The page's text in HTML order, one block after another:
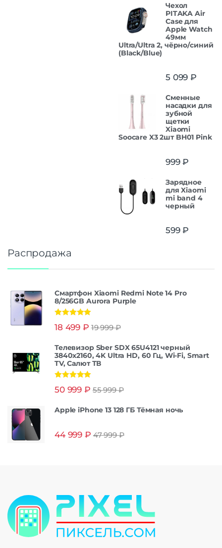
Чехол
PITAKA Air
Case для
Apple Watch
49мм
Ultra/Ultra 2, чёрно/синий
(Black/Blue)
5 099 ₽
Сменные
насадки для
зубной
щетки
Xiaomi
Soocare X3 2шт BH01 Pink
999₽
Зарядное
для Xiaomi
mi band 4
черный
599₽
Распродажа
Смартфон Xiaomi Redmi Note 14 Pro
8/256GB Aurora Purple
из 5
18 499 ₽ 19 999₽
Телевизор Sber SDX 65U4121 черный
3840x2160, 4K Ultra HD, 60 Гц, Wi-Fi, Smart
TV, Салют ТВ
из 5
50 999 ₽ 55 999₽
Apple iPhone 13 128 ГБ Тёмная ночь
44 999 ₽ 47 999₽